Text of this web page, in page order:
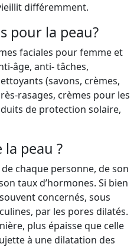
différemment.
pour la peau?
faciales pour femme et
âge, anti- tâches,
(savons, crèmes,
rasages, crèmes pour les
de protection solaire,
la peau ?
de chaque personne, de son
taux d’hormones. Si bien
concernés, sous
par les pores dilatés.
plus épaisse que celle
à une dilatation des